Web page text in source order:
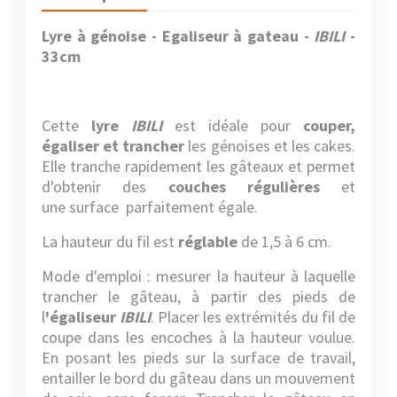
Lyre à génoise - Egaliseur à gateau - IBILI-
33cm
Cette lyre IBILIest idéale pour couper,
égaliser et trancher les génoises et les cakes.
Elle tranche rapidement les gâteaux et permet
d'obtenir des couches régulièreset
une surface parfaitement égale.
La hauteur du fil est réglable de 1,5 à 6 cm.
Mode d'emploi : mesurer la hauteur à laquelle
trancher le gâteau, à partir des pieds de
l'égaliseur IBILI. Placer les extrémités du fil de
coupe dans les encoches à la hauteur voulue.
En posant les pieds sur la surface de travail,
entailler le bord du gâteau dans un mouvement